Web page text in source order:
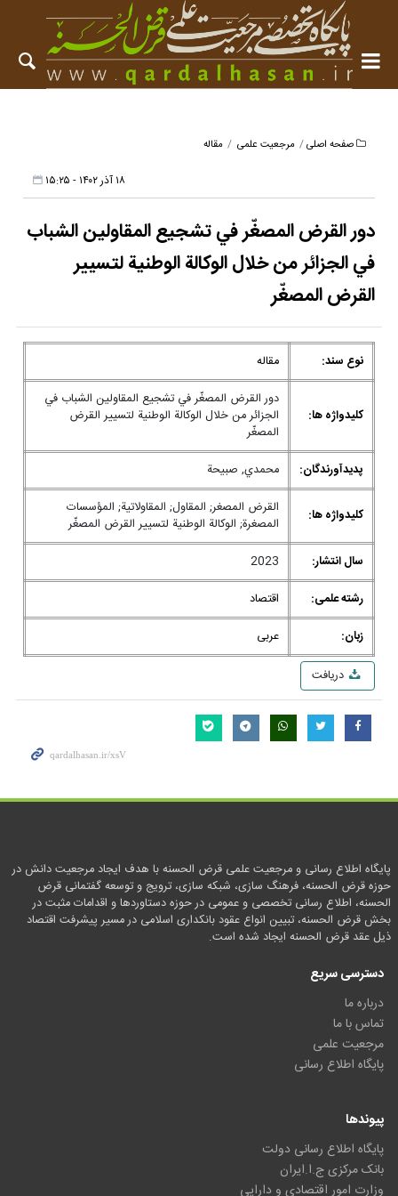
صفحه اصلی مرجعیت علمی مقاله
۱۸ آذر ۱۴۰۲ - ۱۵:۲۵
دور القرض المصغّر في تشجيع المقاولين الشباب
في الجزائر من خلال الوكالة الوطنية لتسيير
القرض المصغّر
نوع سند: مقاله
کلیدواژه ها:
دور القرض المصغّر في تشجيع المقاولين الشباب في
الجزائر من خلال الوكالة الوطنية لتسيير القرض
المصغّر
پدیدآورندگان:
محمدي, صبيحة
کلیدواژه ها:
القرض المصغر; المقاول; المقاولاتية; المؤسسات
المصغرة; الوكالة الوطنية لتسيير القرض المصغّر
سال انتشار:
2023
رشته علمی:
اقتصاد
زبان:
عربی
دریافت
پایگاه اطلاع رسانی و مرجعیت علمی قرض الحسنه با هدف ایجاد مرجعیت دانش در
حوزه قرض الحسنه، فرهنگ سازی، شبکه سازی، ترویج و توسعه گفتمانی قرض
الحسنه، اطلاع رسانی تخصصی و عمومی در حوزه دستاوردها و اقدامات مثبت در
بخش قرض الحسنه، تبیین انواع عقود بانکداری اسلامی در مسیر پیشرفت اقتصاد
ذیل عقد قرض الحسنه ایجاد شده است.
دسترسی سریع
درباره ما
تماس با ما
مرجعیت علمی
پایگاه اطلاع رسانی
پیوندها
پایگاه اطلاع رسانی دولت
بانک مرکزی ج.ا.ایران
وزارت امور اقتصادی و دارایی